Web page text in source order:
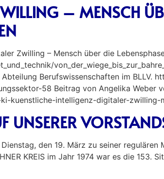
– MENSCH
Zwilling – Mensch über die
Berufswissenschaften im BLLV.
58 Beitrag von Angelika Weber
kuenstliche-intelligenz-digitaler-
UNSERER
den 19. März zu seiner regulären
KREIS im Jahr 1974 war es die 153.